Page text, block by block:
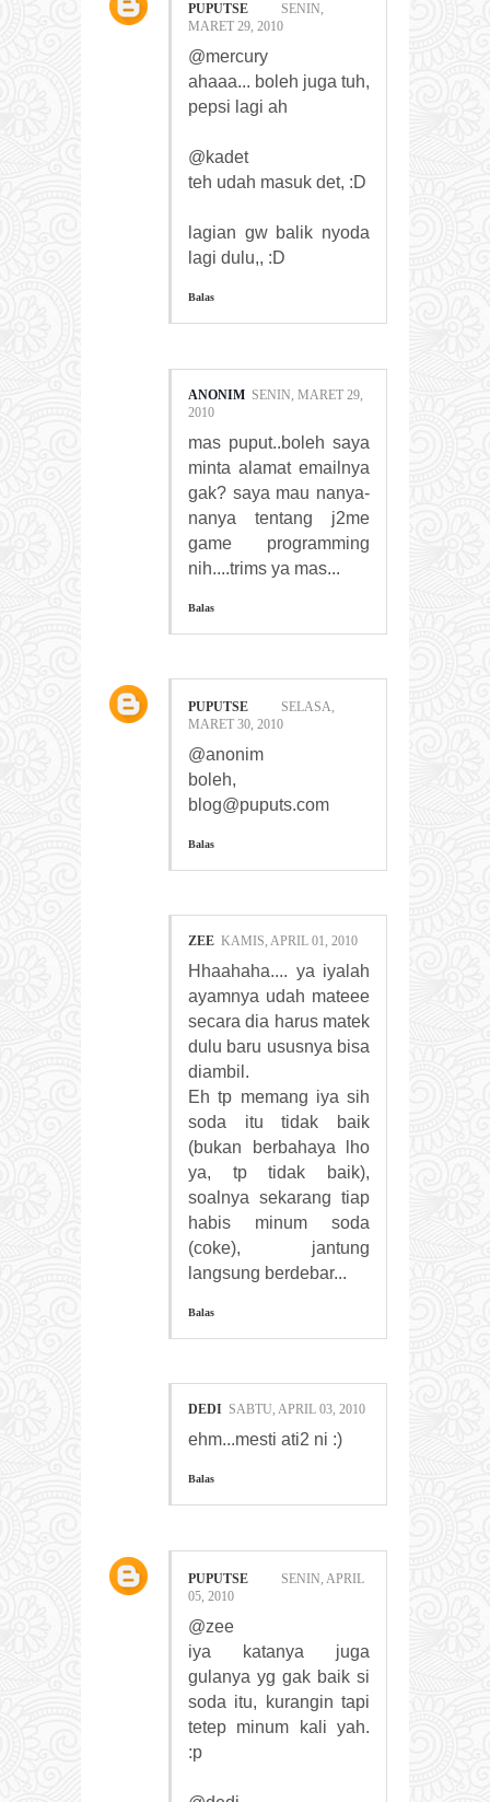
PUPUTSE
SENIN,
MARET 29, 2010
@mercury
ahaaa... boleh juga tuh,
pepsi lagi ah
@kadet
teh udah masuk det, :D
lagian gw balik nyoda
lagi dulu,, :D
Balas
ANONIM SENIN, MARET 29,
2010
mas puput..boleh saya
minta alamat emailnya
gak? saya mau nanya-
nanya tentang j2me
game programming
nih....trims ya mas...
Balas
PUPUTSE
SELASA,
MARET 30, 2010
@anonim
boleh,
blog@puputs.com
Balas
ZEE KAMIS, APRIL 01, 2010
Hhaahaha.... ya iyalah
ayamnya udah mateee
secara dia harus matek
dulu baru ususnya bisa
diambil.
Eh tp memang iya sih
soda itu tidak baik
(bukan berbahaya lho
ya, tp tidak baik),
soalnya sekarang tiap
habis minum soda
(coke), jantung
langsung berdebar...
Balas
DEDI SABTU, APRIL 03, 2010
ehm...mesti ati2 ni :)
Balas
PUPUTSE
SENIN, APRIL
05, 2010
@zee
iya katanya juga
gulanya yg gak baik si
soda itu, kurangin tapi
tetep minum kali yah.
:p